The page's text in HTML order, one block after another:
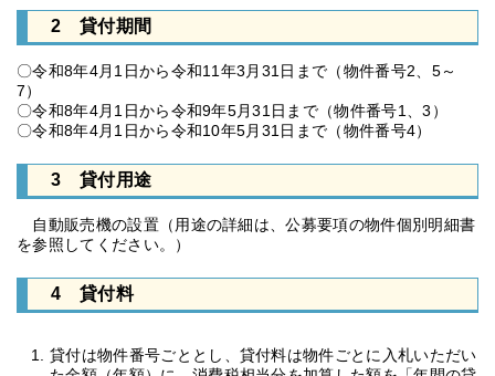
2 貸付期間
〇令和8年4月1日から令和11年3月31日まで（物件番号2、5～
7）
〇令和8年4月1日から令和9年5月31日まで（物件番号1、3）
〇令和8年4月1日から令和10年5月31日まで（物件番号4）
3 貸付用途
自動販売機の設置（用途の詳細は、公募要項の物件個別明細書
を参照してください。）
4 貸付料
貸付は物件番号ごととし、貸付料は物件ごとに入札いただい